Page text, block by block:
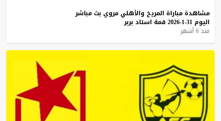
مشاهدة مباراة المريخ والأهلي مروي بث مباشر
اليوم 31-1-2026 قمة استاد بربر
منذ 6 أشهر